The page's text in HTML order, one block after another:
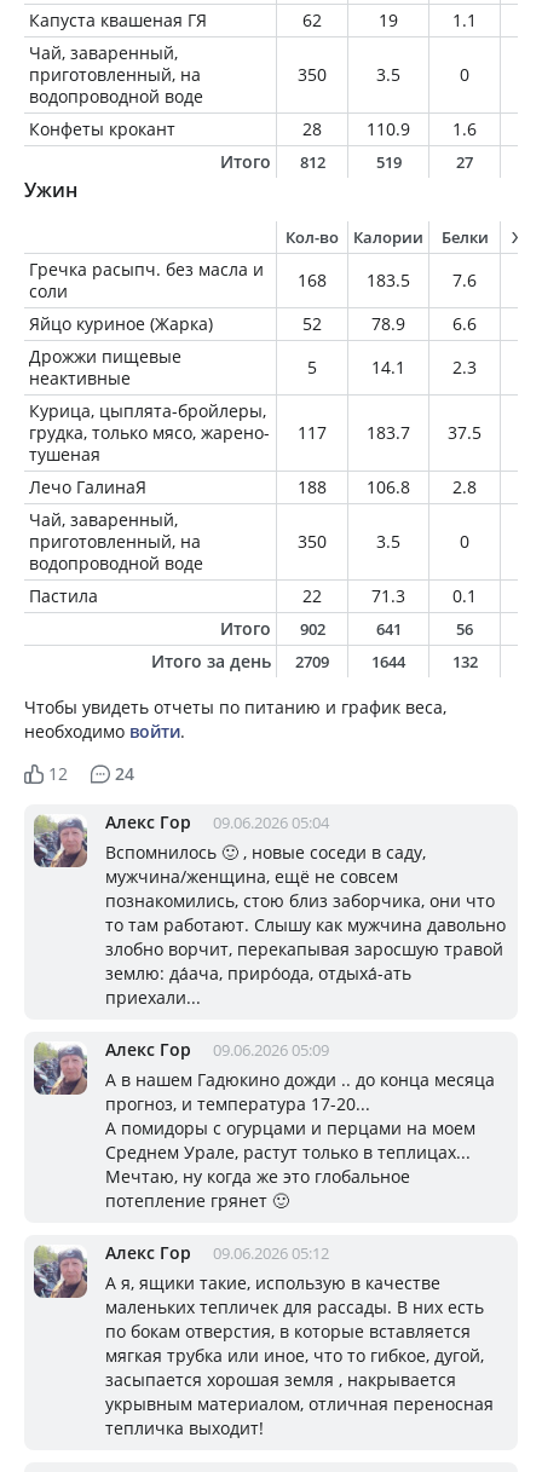
Капуста квашеная ГЯ
62 19 1.1
Чай, заваренный,
приготовленный, на
водопроводной воде
350 3.5 0
Конфеты крокант 28 110.9 1.6
Итого
812 519 27
Ужин
Кол-во Калории Белки
Гречка расыпч. без масла и
соли
168 183.5 7.6
Яйцо куриное (Жарка)
52 78.9 6.6
Дрожжи пищевые
неактивные
5 14.1 2.3
Курица, цыплята-бройлеры,
грудка, только мясо, жарено-
тушеная
117 183.7 37.5
Лечо ГалинаЯ 188 106.8 2.8
Чай, заваренный,
приготовленный, на
водопроводной воде
350 3.5 0
Пастила 22 71.3 0.1
Итого
902 641 56
Итого за день 2709 1644 132
Чтобы увидеть отчеты по питанию и график веса,
необходимо войти.
12
24
Алекс Гор 09.06.2026 05:04
Вспомнилось 🙂 , новые соседи в саду,
мужчина/женщина, ещё не совсем
познакомились, стою близ заборчика, они что
то там работают. Слышу как мужчина давольно
злобно ворчит, перекапывая заросшую травой
землю: да́ача, приро́ода, отдыха́-ать
приехали...
Алекс Гор 09.06.2026 05:09
А в нашем Гадюкино дожди .. до конца месяца
прогноз, и температура 17-20...
А помидоры с огурцами и перцами на моем
Среднем Урале, растут только в теплицах...
Мечтаю, ну когда же это глобальное
потепление грянет 🙂
Алекс Гор 09.06.2026 05:12
А я, ящики такие, использую в качестве
маленьких тепличек для рассады. В них есть
по бокам отверстия, в которые вставляется
мягкая трубка или иное, что то гибкое, дугой,
засыпается хорошая земля , накрывается
укрывным материалом, отличная переносная
тепличка выходит!